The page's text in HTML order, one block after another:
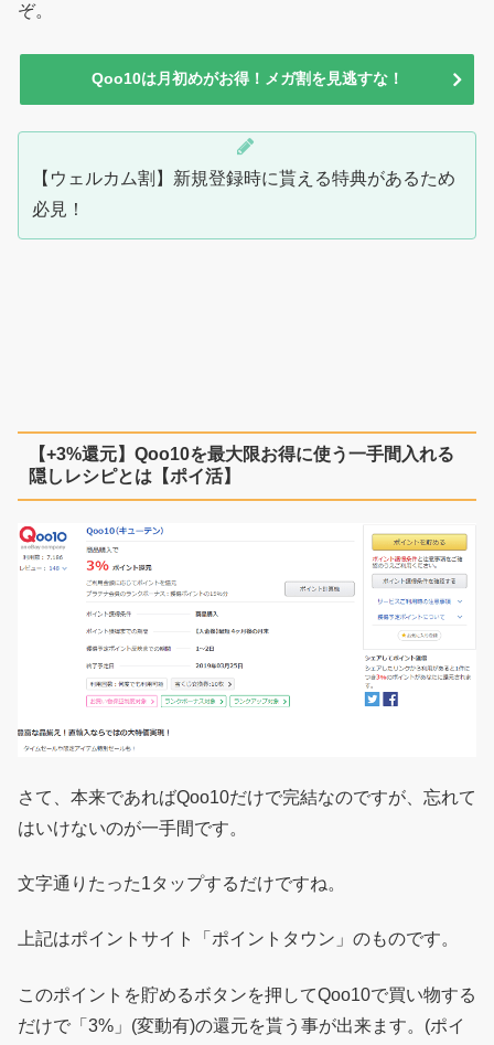
ぞ。
Qoo10は月初めがお得！メガ割を見逃すな！
【ウェルカム割】新規登録時に貰える特典があるため
必見！
【+3%還元】Qoo10を最大限お得に使う一手間入れる
隠しレシピとは【ポイ活】
さて、本来であればQoo10だけで完結なのですが、忘れて
はいけないのが一手間です。
文字通りたった1タップするだけですね。
上記はポイントサイト「ポイントタウン」のものです。
このポイントを貯めるボタンを押してQoo10で買い物する
だけで「3%」(変動有)の還元を貰う事が出来ます。(ポイ